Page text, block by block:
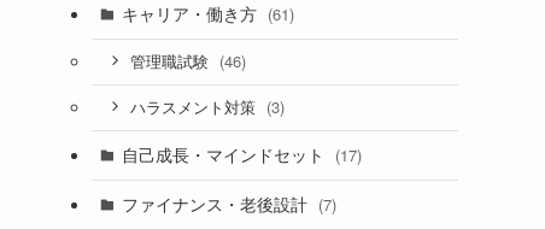
キャリア・働き方 (61)
管理職試験 (46)
ハラスメント対策 (3)
自己成長・マインドセット (17)
ファイナンス・老後設計 (7)